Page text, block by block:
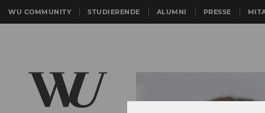
WU COMMUNITY STUDIERENDE ALUMNI PRESSE